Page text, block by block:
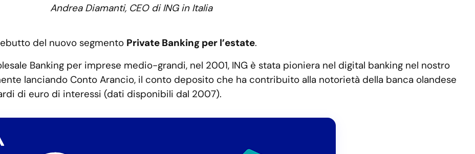
Andrea Diamanti, CEO di ING in Italia
del nuovo segmento Private Banking per l’estate.
Banking per imprese medio-grandi, nel 2001, ING è stata pioniera nel digital banking nel nostro
lanciando Conto Arancio, il conto deposito che ha contribuito alla notorietà della banca olandese
di euro di interessi (dati disponibili dal 2007).